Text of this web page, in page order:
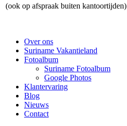
(ook op afspraak buiten kantoortijden)
Over ons
Suriname Vakantieland
Fotoalbum
Suriname Fotoalbum
Google Photos
Klantervaring
Blog
Nieuws
Contact